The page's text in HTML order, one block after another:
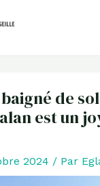
baigné de
est un
2024 / Par